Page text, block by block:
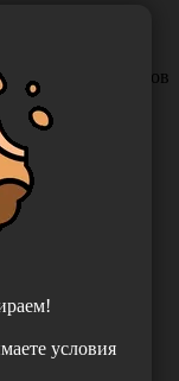
0 отзывов
цвет
Ouwen
условия